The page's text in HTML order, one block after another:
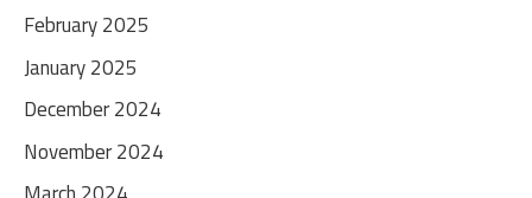
February 2025
January 2025
December 2024
November 2024